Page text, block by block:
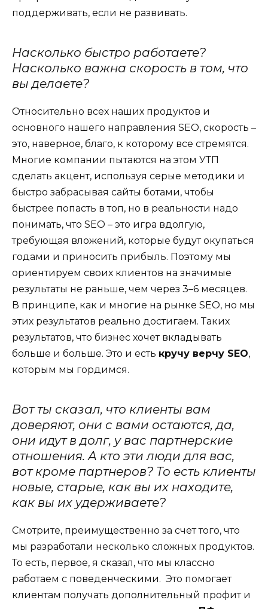
поддерживать, если не развивать.
Насколько быстро работаете?
Насколько важна скорость в том, что
вы делаете?
Относительно всех наших продуктов и
основного нашего направления SEO, скорость –
это, наверное, благо, к которому все стремятся.
Многие компании пытаются на этом УТП
сделать акцент, используя серые методики и
быстро забрасывая сайты ботами, чтобы
быстрее попасть в топ, но в реальности надо
понимать, что SEO – это игра вдолгую,
требующая вложений, которые будут окупаться
годами и приносить прибыль. Поэтому мы
ориентируем своих клиентов на значимые
результаты не раньше, чем через 3–6 месяцев.
В принципе, как и многие на рынке SEO, но мы
этих результатов реально достигаем. Таких
результатов, что бизнес хочет вкладывать
больше и больше. Это и есть кручу верчу SEO,
которым мы гордимся.
Вот ты сказал, что клиенты вам
доверяют, они с вами остаются, да,
они идут в долг, у вас партнерские
отношения. А кто эти люди для вас,
вот кроме партнеров? То есть клиенты
новые, старые, как вы их находите,
как вы их удерживаете?
Смотрите, преимущественно за счет того, что
мы разработали несколько сложных продуктов.
То есть, первое, я сказал, что мы классно
работаем с поведенческими. Это помогает
клиентам получать дополнительный профит и